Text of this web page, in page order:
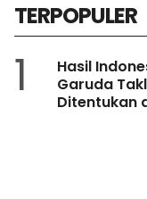
TERPOPULER
1
Hasil
Garuda
Ditentukan